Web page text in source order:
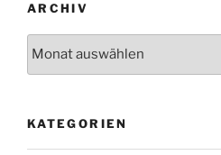
ARCHIV
KATEGORIEN